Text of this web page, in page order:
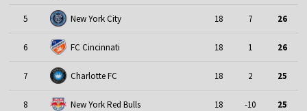
5 New York City 18 7 26
6 FC Cincinnati 18 1 26
7 Charlotte FC 18 2 25
8 New York Red Bulls 18 -10 25